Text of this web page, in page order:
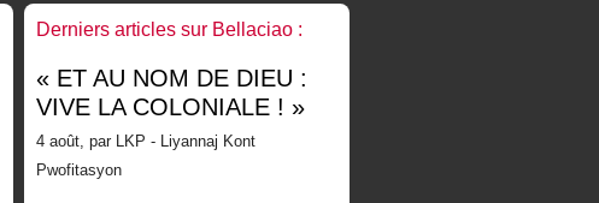
Derniers articles sur Bellaciao :
« ET AU NOM DE DIEU :
VIVE LA COLONIALE ! »
4 août, par LKP - Liyannaj Kont
Pwofitasyon